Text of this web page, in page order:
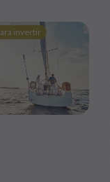
invertir